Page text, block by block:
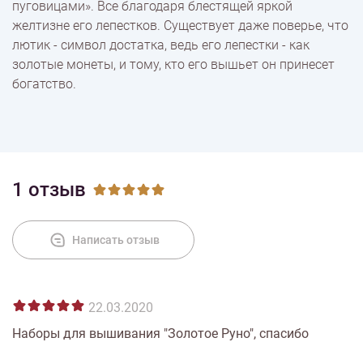
пуговицами». Все благодаря блестящей яркой
желтизне его лепестков. Существует даже поверье, что
лютик - символ достатка, ведь его лепестки - как
золотые монеты, и тому, кто его вышьет он принесет
богатство.
1 отзыв
Написать отзыв
22.03.2020
Наборы для вышивания "Золотое Руно", спасибо